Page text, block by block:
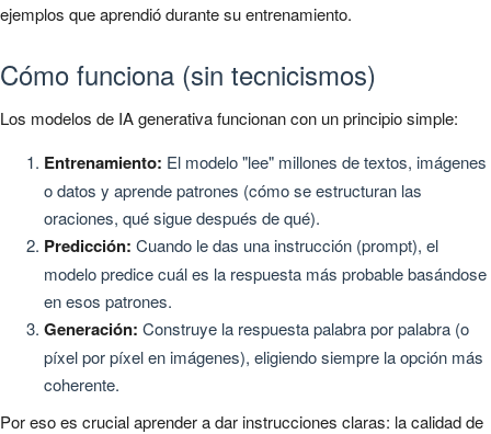
ejemplos que aprendió durante su entrenamiento.
Cómo funciona (sin tecnicismos)
Los modelos de IA generativa funcionan con un principio simple:
Entrenamiento: El modelo "lee" millones de textos, imágenes
o datos y aprende patrones (cómo se estructuran las
oraciones, qué sigue después de qué).
Predicción: Cuando le das una instrucción (prompt), el
modelo predice cuál es la respuesta más probable basándose
en esos patrones.
Generación: Construye la respuesta palabra por palabra (o
píxel por píxel en imágenes), eligiendo siempre la opción más
coherente.
Por eso es crucial aprender a dar instrucciones claras: la calidad de